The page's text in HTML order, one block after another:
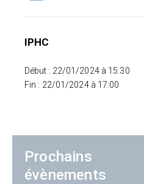
IPHC
Début : 22/01/2024 à 15:30
Fin : 22/01/2024 à 17:00
Prochains
évènements